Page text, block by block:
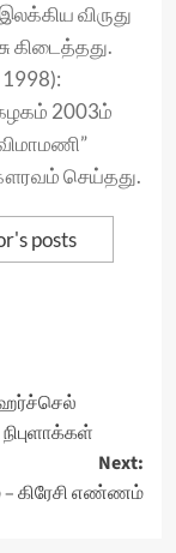
விருது
கிடைத்தது.
2003ம்
செய்தது.
posts
Next:
கிரேசி எண்ணம்